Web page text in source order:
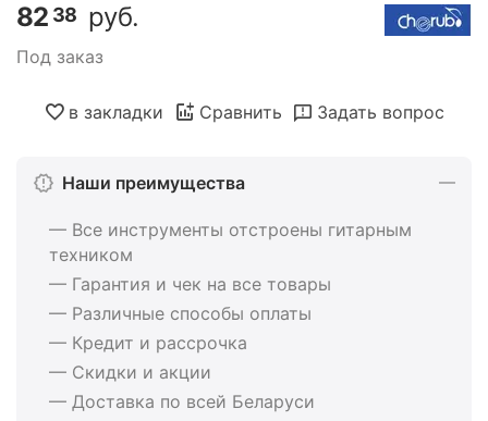
82 38 руб.
Под заказ
в закладки Сравнить Задать вопрос
Наши преимущества
— Все инструменты отстроены гитарным
техником
— Гарантия и чек на все товары
— Различные способы оплаты
— Кредит и рассрочка
— Скидки и акции
— Доставка по всей Беларуси